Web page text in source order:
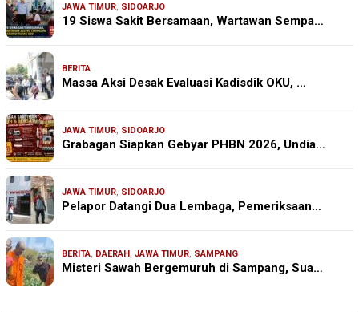
JAWA TIMUR, SIDOARJO
19 Siswa Sakit Bersamaan, Wartawan Sempa…
BERITA
Massa Aksi Desak Evaluasi Kadisdik OKU, …
JAWA TIMUR, SIDOARJO
Grabagan Siapkan Gebyar PHBN 2026, Undia…
JAWA TIMUR, SIDOARJO
Pelapor Datangi Dua Lembaga, Pemeriksaan…
BERITA, DAERAH, JAWA TIMUR, SAMPANG
Misteri Sawah Bergemuruh di Sampang, Sua…